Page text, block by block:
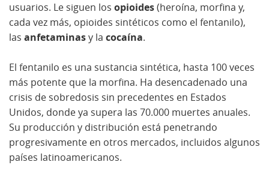
usuarios. Le siguen los opioides(heroína, morfina y,
cada vez más, opioides sintéticos como el fentanilo),
las anfetaminasy la cocaína.
El fentanilo es una sustancia sintética, hasta 100 veces
más potente que la morfina. Ha desencadenado una
crisis de sobredosis sin precedentes en Estados
Unidos, donde ya supera las 70.000 muertes anuales.
Su producción y distribución está penetrando
progresivamente en otros mercados, incluidos algunos
países latinoamericanos.